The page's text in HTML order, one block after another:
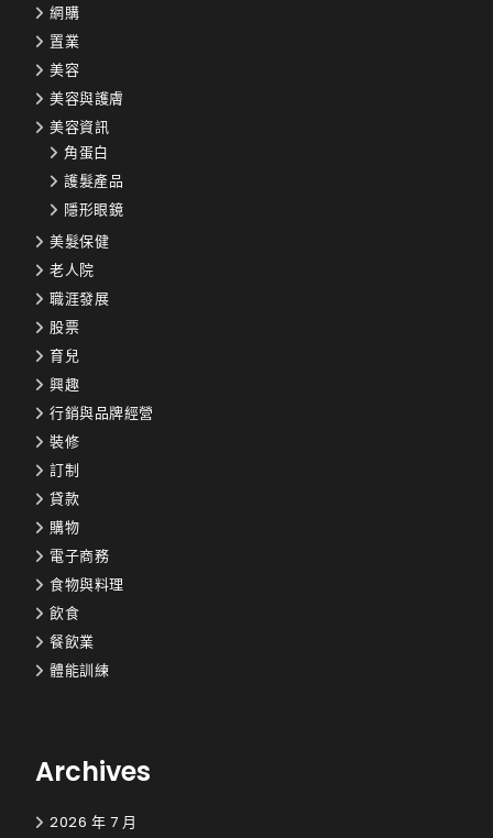
網購
置業
美容
美容與護膚
美容資訊
角蛋白
護髮產品
隱形眼鏡
美髮保健
老人院
職涯發展
股票
育兒
興趣
行銷與品牌經營
裝修
訂制
貸款
購物
電子商務
食物與料理
飲食
餐飲業
體能訓練
Archives
2026 年 7 月